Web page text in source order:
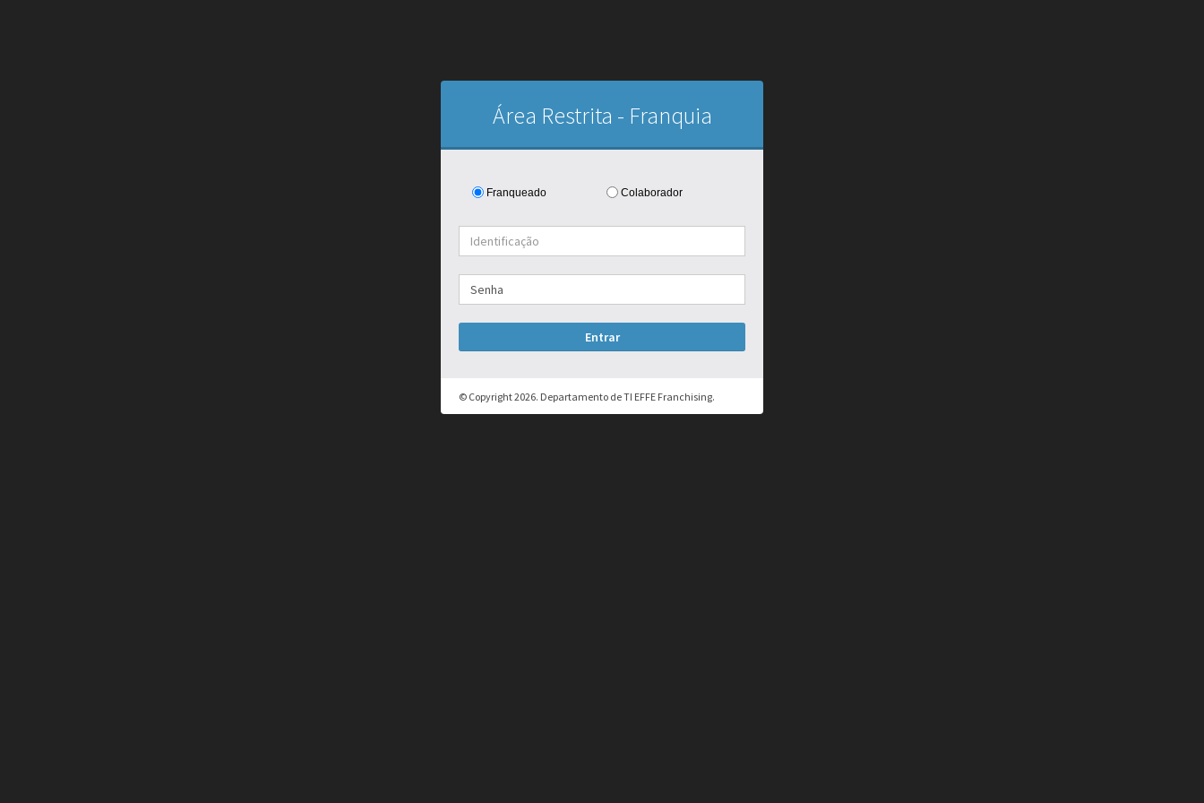
Área Restrita - Franquia
Franqueado Colaborador
© Copyright 2026. Departamento de TI EFFE Franchising.